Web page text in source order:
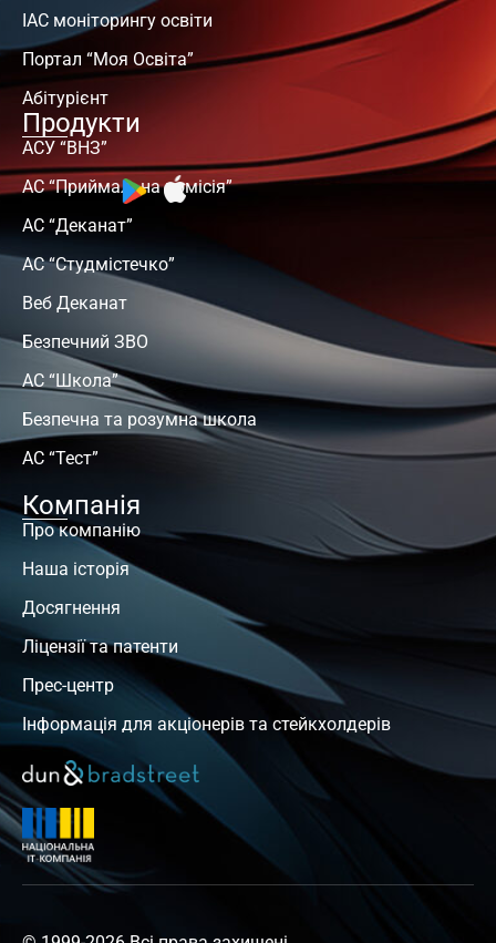
ІАС моніторингу освіти
Портал “Моя Освіта”
Абітурієнт
Продукти
АСУ “ВНЗ”
АС “Приймальна комісія”
АС “Деканат”
АС “Студмістечко”
Веб Деканат
Безпечний ЗВО
АС “Школа”
Безпечна та розумна школа
АС “Тест”
Компанія
Про компанію
Наша історія
Досягнення
Ліцензії та патенти
Прес-центр
Інформація для акціонерів та стейкхолдерів